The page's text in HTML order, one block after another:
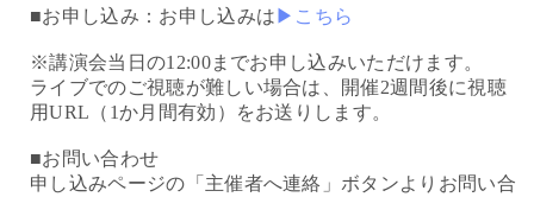
■お申し込み：お申し込みは ▶こちら
※講演会当日の12:00までお申し込みいただけます。
ライブでのご視聴が難しい場合は、開催2週間後に視聴
用URL（1か月間有効）をお送りします。
■お問い合わせ
申し込みページの「主催者へ連絡」ボタンよりお問い合